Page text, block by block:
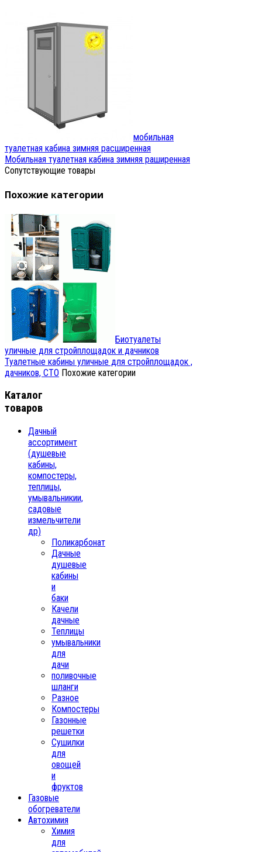
мобильная
туалетная кабина зимняя расширенная
Мобильная туалетная кабина зимняя раширенная
Сопутствующие товары
Похожие категории
Биотуалеты
уличные для стройплощадок и дачников
Туалетные кабины уличные для стройплощадок ,
дачников, СТО Похожие категории
Каталог
товаров
Дачный
ассортимент
(душевые
кабины,
компостеры,
теплицы,
умывальникии,
садовые
измельчители
др)
Поликарбонат
Дачные
душевые
кабины
и
баки
Качели
дачные
Теплицы
умывальники
для
дачи
поливочные
шланги
Разное
Компостеры
Газонные
решетки
Сушилки
для
овощей
и
фруктов
Газовые
обогреватели
Автохимия
Химия
для